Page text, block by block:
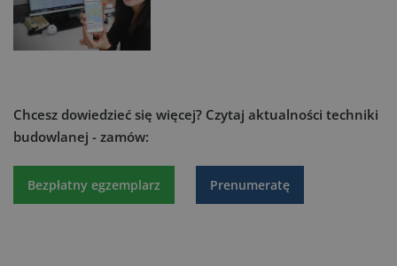
Chcesz dowiedzieć się więcej? Czytaj aktualności techniki
budowlanej - zamów:
Bezpłatny egzemplarz Prenumeratę